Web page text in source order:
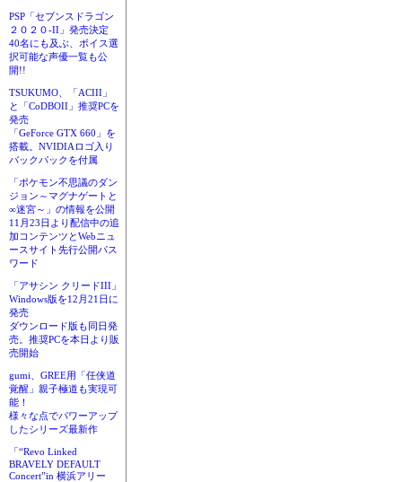
PSP「セブンスドラゴン
２０２０-II」発売決定
40名にも及ぶ、ボイス選
択可能な声優一覧も公
開!!
TSUKUMO、「ACIII」
と「CoDBOII」推奨PCを
発売
「GeForce GTX 660」を
搭載。NVIDIAロゴ入り
バックパックを付属
「ポケモン不思議のダン
ジョン～マグナゲートと
∞迷宮～」の情報を公開
11月23日より配信中の追
加コンテンツとWebニュ
ースサイト先行公開パス
ワード
「アサシン クリードIII」
Windows版を12月21日に
発売
ダウンロード版も同日発
売。推奨PCを本日より販
売開始
gumi、GREE用「任侠道
覚醒」親子極道も実現可
能！
様々な点でパワーアップ
したシリーズ最新作
「“Revo Linked
BRAVELY DEFAULT
Concert”in 横浜アリー